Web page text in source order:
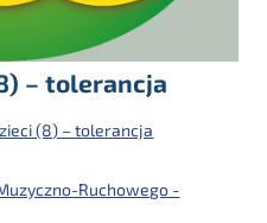
– tolerancja
(8) – tolerancja
Ruchowego -